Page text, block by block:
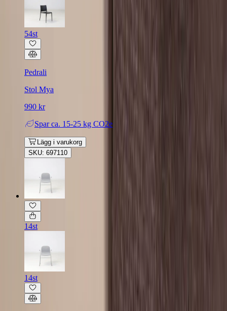
54st
Pedrali
Stol Mya
990 kr
Spar ca. 15-25 kg CO2e
Lägg i varukorg
SKU: 697110
14st
14st